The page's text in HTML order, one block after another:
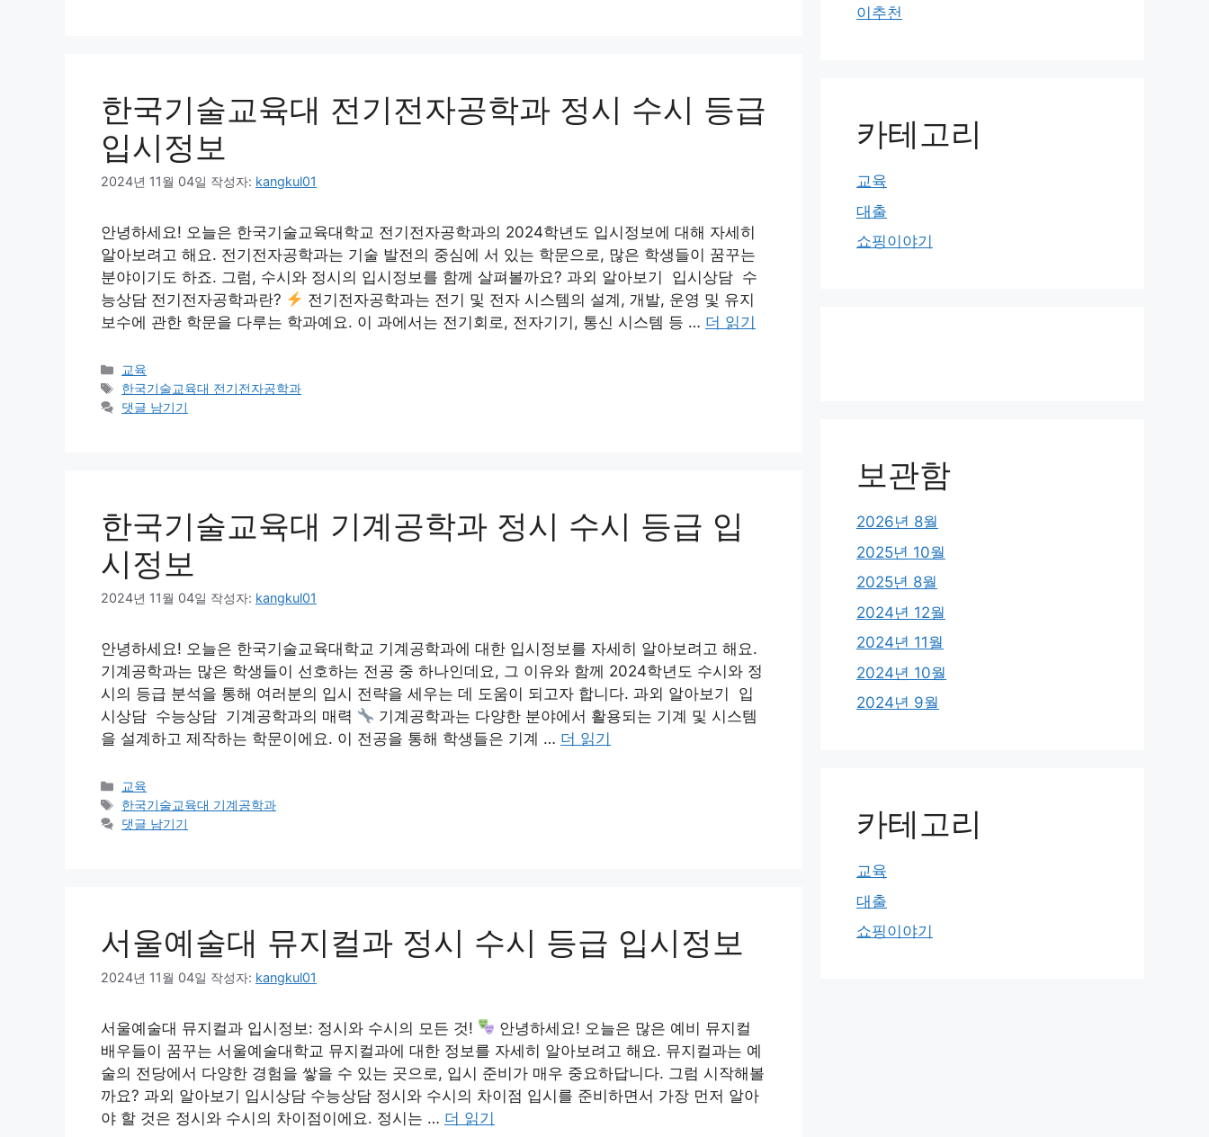
한국기술교육대 전기전자공학과 정시 수시 등급
입시정보
2024년 11월 04일 작성자: kangkul01
안녕하세요! 오늘은 한국기술교육대학교 전기전자공학과의 2024학년도 입시정보에 대해 자세히
알아보려고 해요. 전기전자공학과는 기술 발전의 중심에 서 있는 학문으로, 많은 학생들이 꿈꾸는
분야이기도 하죠. 그럼, 수시와 정시의 입시정보를 함께 살펴볼까요? 과외 알아보기 입시상담 수
능상담 전기전자공학과란?
전기전자공학과는 전기 및 전자 시스템의 설계, 개발, 운영 및 유지
보수에 관한 학문을 다루는 학과예요. 이 과에서는 전기회로, 전자기기, 통신 시스템 등 … 더 읽기
카
테
고
교육
태
그
한국기술교육대 전기전자공학과
댓글 남기기
한국기술교육대 기계공학과 정시 수시 등급 입
시정보
2024년 11월 04일 작성자: kangkul01
안녕하세요! 오늘은 한국기술교육대학교 기계공학과에 대한 입시정보를 자세히 알아보려고 해요.
기계공학과는 많은 학생들이 선호하는 전공 중 하나인데요, 그 이유와 함께 2024학년도 수시와 정
시의 등급 분석을 통해 여러분의 입시 전략을 세우는 데 도움이 되고자 합니다. 과외 알아보기 입
시상담 수능상담 기계공학과의 매력
기계공학과는 다양한 분야에서 활용되는 기계 및 시스템
을 설계하고 제작하는 학문이에요. 이 전공을 통해 학생들은 기계 … 더 읽기
카
테
고
교육
태
그
한국기술교육대 기계공학과
댓글 남기기
서울예술대 뮤지컬과 정시 수시 등급 입시정보
2024년 11월 04일 작성자: kangkul01
서울예술대 뮤지컬과 입시정보: 정시와 수시의 모든 것!
안녕하세요! 오늘은 많은 예비 뮤지컬
배우들이 꿈꾸는 서울예술대학교 뮤지컬과에 대한 정보를 자세히 알아보려고 해요. 뮤지컬과는 예
술의 전당에서 다양한 경험을 쌓을 수 있는 곳으로, 입시 준비가 매우 중요하답니다. 그럼 시작해볼
까요? 과외 알아보기 입시상담 수능상담 정시와 수시의 차이점 입시를 준비하면서 가장 먼저 알아
야 할 것은 정시와 수시의 차이점이에요. 정시는 … 더 읽기
이추천
카테고리
교육
대출
쇼핑이야기
보관함
2026년 8월
2025년 10월
2025년 8월
2024년 12월
2024년 11월
2024년 10월
2024년 9월
카테고리
교육
대출
쇼핑이야기